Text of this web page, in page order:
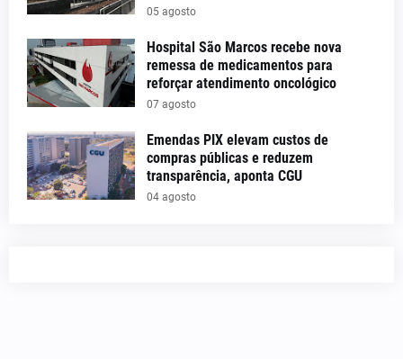
05 agosto
Hospital São Marcos recebe nova
remessa de medicamentos para
reforçar atendimento oncológico
07 agosto
Emendas PIX elevam custos de
compras públicas e reduzem
transparência, aponta CGU
04 agosto